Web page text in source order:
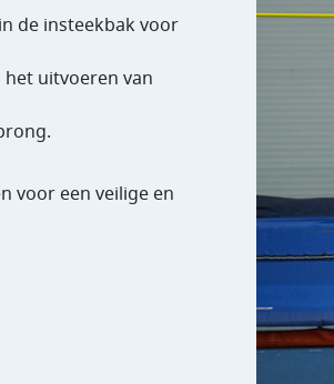
de insteekbak voor
uitvoeren van
voor een veilige en